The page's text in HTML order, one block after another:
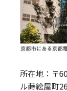
所在地：〒
ル蒔絵屋町